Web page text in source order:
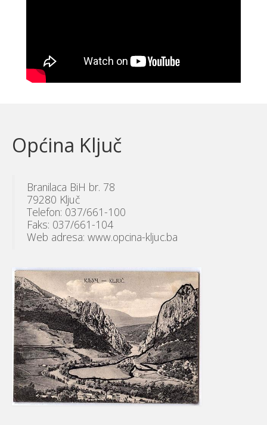
Općina Ključ
Branilaca BiH br. 78
79280 Ključ
Telefon: 037/661-100
Faks: 037/661-104
Web adresa: www.opcina-kljuc.ba